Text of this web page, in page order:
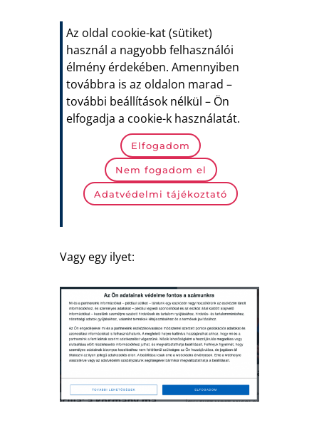
Az oldal cookie-kat (sütiket)
használ a nagyobb felhasználói
élmény érdekében. Amennyiben
továbbra is az oldalon marad –
további beállítások nélkül – Ön
elfogadja a cookie-k használatát.
Elfogadom
Nem fogadom el
Adatvédelmi tájékoztató
Vagy egy ilyet: